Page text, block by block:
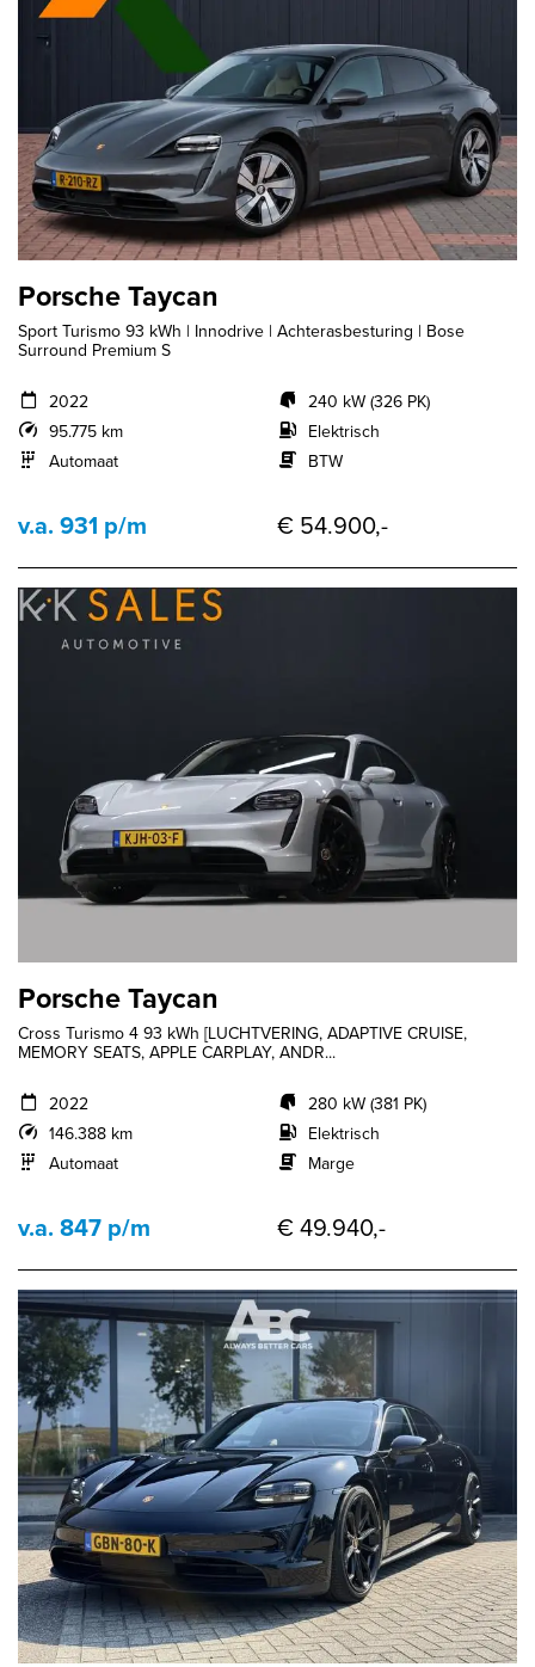
Porsche Taycan
Sport Turismo 93 kWh | Innodrive | Achterasbesturing | Bose
Surround Premium S
2022
95.775 km
Automaat
240 kW (326 PK)
Elektrisch
BTW
v.a. 931 p/m € 54.900,-
Porsche Taycan
Cross Turismo 4 93 kWh [LUCHTVERING, ADAPTIVE CRUISE,
MEMORY SEATS, APPLE CARPLAY, ANDR...
2022
146.388 km
Automaat
280 kW (381 PK)
Elektrisch
Marge
v.a. 847 p/m € 49.940,-